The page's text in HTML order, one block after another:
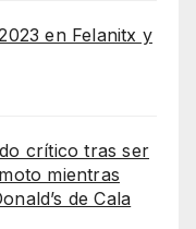
en Felanitx y
crítico tras ser
mientras
de Cala